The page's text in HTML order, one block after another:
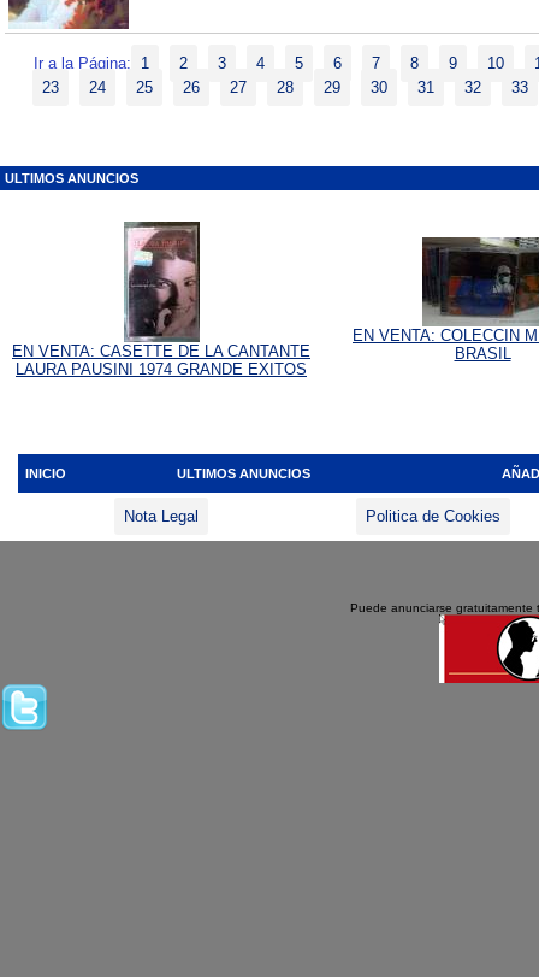
Ir a la Página: 1 2 3 4 5 6 7 8 9 10
23
24 25 26 27 28 29 30 31 32 33
ULTIMOS ANUNCIOS
EN VENTA: CASETTE DE LA CANTANTE
LAURA PAUSINI 1974 GRANDE EXITOS
EN VENTA: COLECCIN
BRASIL
INICIO ULTIMOS ANUNCIOS
Nota Legal Politica de Cookies
Puede anunciarse